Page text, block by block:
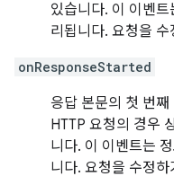
있습니다. 이 이벤
리됩니다. 요청을
onResponseStarted
응답 본문의 첫 번
HTTP 요청의 경우
니다. 이 이벤트는
니다. 요청을 수정